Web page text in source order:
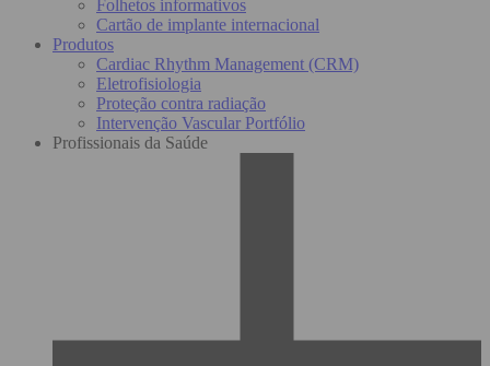
Folhetos informativos
Cartão de implante internacional
Produtos
Cardiac Rhythm Management (CRM)
Eletrofisiologia
Proteção contra radiação
Intervenção Vascular Portfólio
Profissionais da Saúde